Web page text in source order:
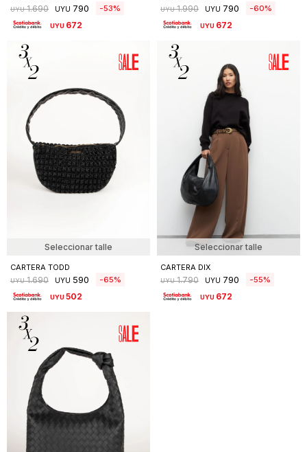
UYU 1.690 UYU 790 53
UYU 672
UYU 1.990 UYU 790 60
UYU 672
Seleccionar talle
CARTERA TODD
UYU 1.690 UYU 590 65
UYU502
Seleccionar talle
CARTERA DIX
UYU 1.790 UYU 790 55
UYU 672